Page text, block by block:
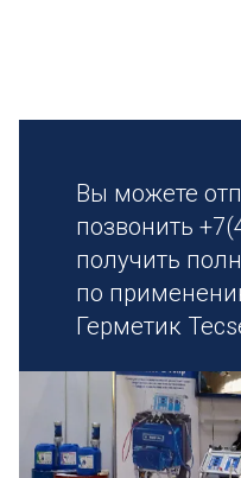
Вы можете
позвонить
получить
по
Герметик